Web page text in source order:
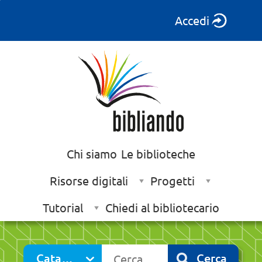
Accedi
Chi siamo Le biblioteche
Risorse digitali
Progetti
Tutorial
Chiedi al bibliotecario
Catalogo Cerca su "Catalogo" Cerca